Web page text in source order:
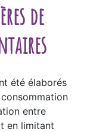
de
été élaborés
entre
en limitant